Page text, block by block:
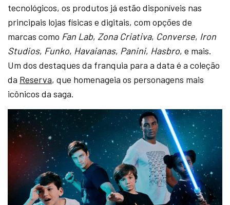
tecnológicos, os produtos já estão disponíveis nas
principais lojas físicas e digitais, com opções de
marcas como Fan Lab, Zona Criativa, Converse, Iron
Studios, Funko, Havaianas, Panini, Hasbro, e mais.
Um dos destaques da franquia para a data é a coleção
da Reserva, que homenageia os personagens mais
icônicos da saga.